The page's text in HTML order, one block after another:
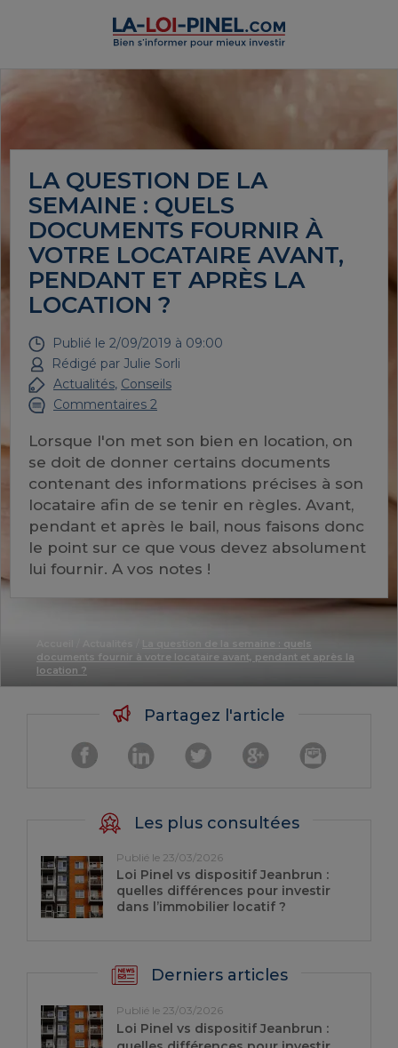
LA QUESTION DE LA
SEMAINE : QUELS
DOCUMENTS FOURNIR À
VOTRE LOCATAIRE AVANT,
PENDANT ET APRÈS LA
LOCATION ?
Publié le 2/09/2019 à 09:00
Rédigé par Julie Sorli
Actualités, Conseils
Commentaires 2
Lorsque l'on met son bien en location, on
se doit de donner certains documents
contenant des informations précises à son
locataire afin de se tenir en règles. Avant,
pendant et après le bail, nous faisons donc
le point sur ce que vous devez absolument
lui fournir. A vos notes !
La question de la semaine : quels
documents fournir à votre locataire avant, pendant et après la
location ?
Partagez l'article
Les plus consultées
Publié le 23/03/2026
Loi Pinel vs dispositif Jeanbrun :
quelles différences pour investir
dans l’immobilier locatif ?
Derniers articles
Publié le 23/03/2026
Loi Pinel vs dispositif Jeanbrun :